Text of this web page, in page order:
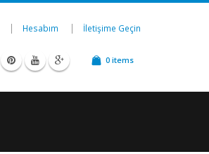
| Hesabım | İletişime Geçin
0 items